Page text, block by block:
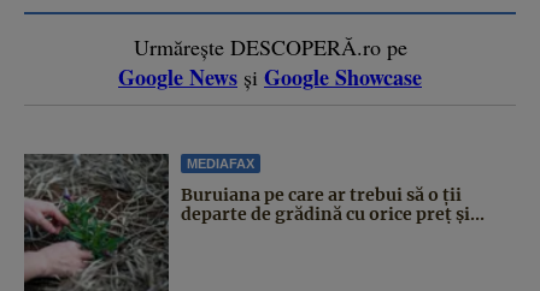
Urmărește DESCOPERĂ.ro pe
Google News și Google Showcase
MEDIAFAX
Buruiana pe care ar trebui să o ții
departe de grădină cu orice preț și...